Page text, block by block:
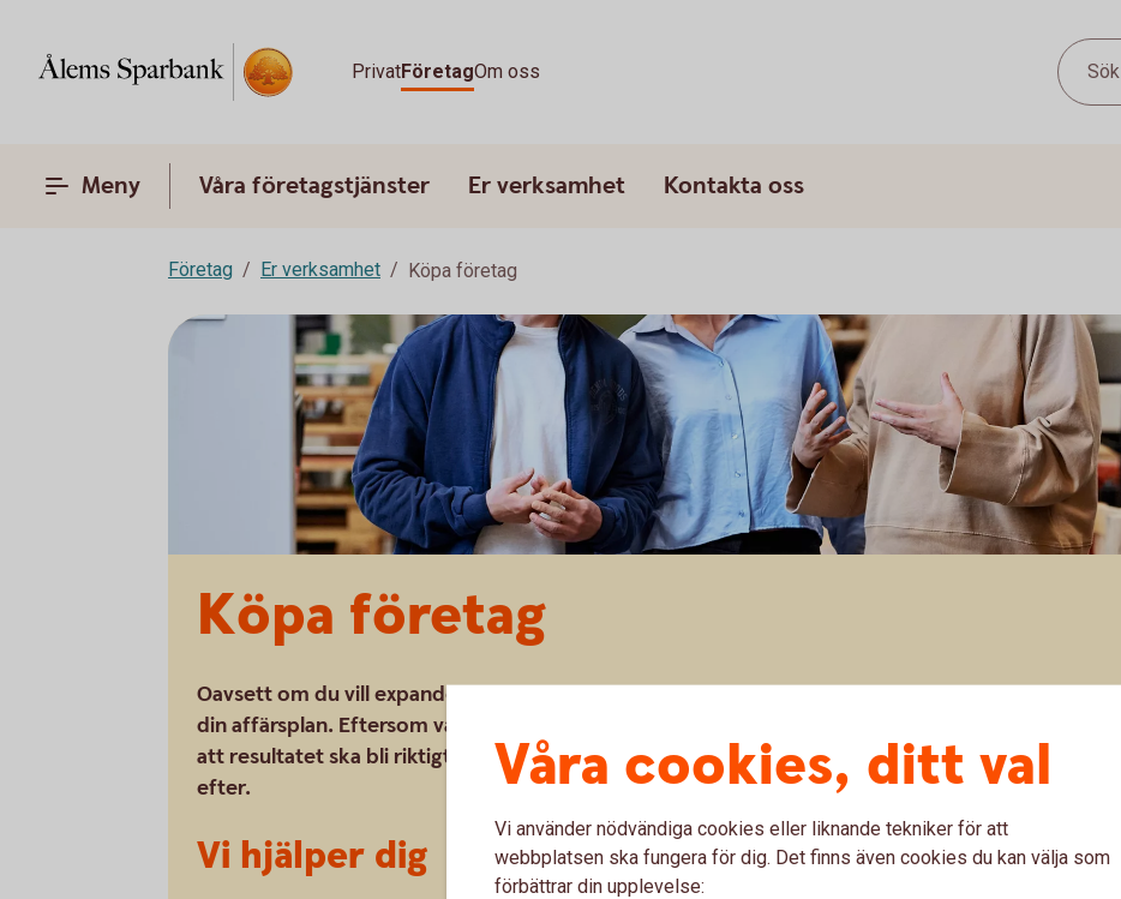
PrivatFöretagOm oss Sök
Meny Våra företagstjänster Er verksamhet Kontakta oss
Företag Er verksamhet Köpa företag
Köpa företag
Oavsett om du vill expandera eller slå dig in på en ny marknad hjälper vi dig hitta rätt utifrån
din affärsplan. Eftersom våra affärer bygger på långa relationer är vi lika angelägna som du
att resultatet ska bli riktigt bra. Därför är vi med genom hela processen – före, under och
efter.
Vi hjälper dig
Våra cookies, ditt val
Vi använder nödvändiga cookies eller liknande tekniker för att
webbplatsen ska fungera för dig. Det finns även cookies du kan välja som
förbättrar din upplevelse: